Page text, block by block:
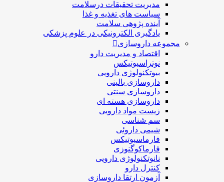
مدیریت تحقیقات درسلامت
سیاست های تغذیه و غذا
آینده پژوهی سلامت
یادگیری الکترونیکی در علوم پزشکی
مجموعه داروسازی
اقتصاد و مديريت دارو
نوتراسیوتیکس
بيوتكنولوژی دارویی
داروسازی بالينی
داروسازی سنتی
داروسازی هسته ای
زیست مواد دارویی
سم شناسی
شيمی داروئی
فارماسيوتيكس
فارماكوگنوزی
نانوتکنولوژی دارویی
كنترل دارو
آزمون ارتقا داروسازی